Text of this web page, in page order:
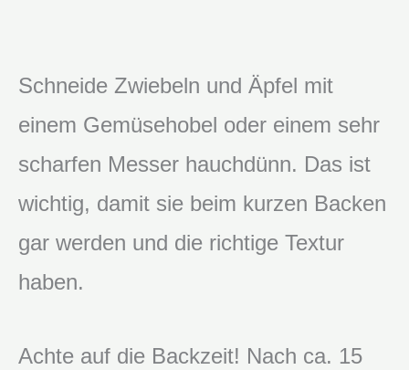
Schneide Zwiebeln und Äpfel mit
einem Gemüsehobel oder einem sehr
scharfen Messer hauchdünn. Das ist
wichtig, damit sie beim kurzen Backen
gar werden und die richtige Textur
haben.
Achte auf die Backzeit! Nach ca. 15